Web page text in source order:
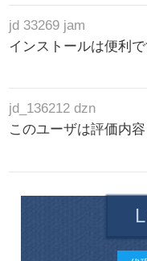
jd 33269 jam
インストールは便利
jd_136212 dzn
このユーザは評価内